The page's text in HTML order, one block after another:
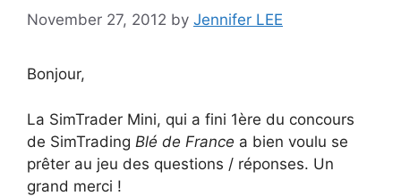
November 27, 2012 by Jennifer LEE
Bonjour,
La SimTrader Mini, qui a fini 1ère du concours
de SimTrading Blé de France a bien voulu se
prêter au jeu des questions / réponses. Un
grand merci !